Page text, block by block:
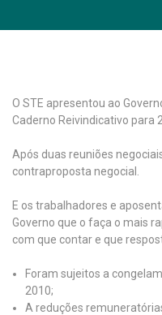
O STE apresentou ao
Caderno Reivindicativo para
Após duas reuniões
contraproposta negocial.
E os trabalhadores e
Governo que o faça o mais
com que contar e que
Foram sujeitos a
2010;
A reduções